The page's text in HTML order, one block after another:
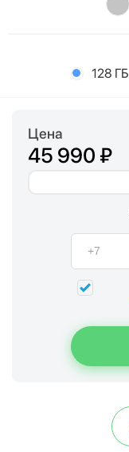
128 ГБ
Цена
45 990 ₽